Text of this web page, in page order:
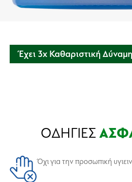
Έχει 3x Καθαριστική
ΟΔΗΓΙΕΣ
Όχι για την προσωπική